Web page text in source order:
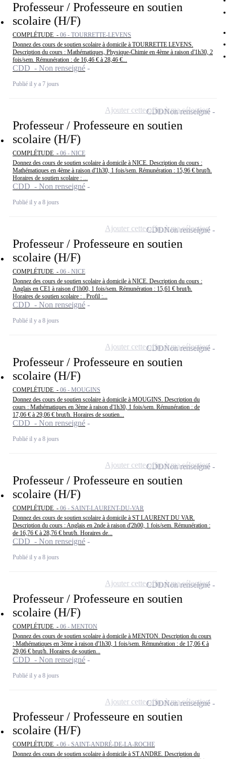
Professeur / Professeure en soutien
scolaire (H/F)
COMPLÉTUDE - 06 - TOURRETTE-LEVENS
Donnez des cours de soutien scolaire à domicile à TOURRETTE LEVENS.
Description du cours : Mathématiques, Physique-Chimie en 4ème à raison d'1h30, 2
fois/sem. Rémunération : de 16,46 € à 28,46 €...
CDD - Non renseigné
Publié il y a 7 jours
Professeur / Professeure en soutien
scolaire (H/F)
COMPLÉTUDE - 06 - NICE
Donnez des cours de soutien scolaire à domicile à NICE. Description du cours :
Mathématiques en 4ème à raison d'1h30, 1 fois/sem. Rémunération : 15,96 € brut/h.
Horaires de soutien scolaire : ...
CDD - Non renseigné
Publié il y a 8 jours
CDDNon renseigné
Ajouter cette offre à ma sélection
Professeur / Professeure en soutien
scolaire (H/F)
COMPLÉTUDE - 06 - NICE
Donnez des cours de soutien scolaire à domicile à NICE. Description du cours :
Anglais en CE1 à raison d'1h00, 1 fois/sem. Rémunération : 15,61 € brut/h.
Horaires de soutien scolaire : . Profil :...
CDD - Non renseigné
Publié il y a 8 jours
CDDNon renseigné
Ajouter cette offre à ma sélection
Professeur / Professeure en soutien
scolaire (H/F)
COMPLÉTUDE - 06 - MOUGINS
Donnez des cours de soutien scolaire à domicile à MOUGINS. Description du
cours : Mathématiques en 3ème à raison d'1h30, 1 fois/sem. Rémunération : de
17,06 € à 29,06 € brut/h. Horaires de soutien...
CDD - Non renseigné
Publié il y a 8 jours
CDDNon renseigné
Ajouter cette offre à ma sélection
Professeur / Professeure en soutien
scolaire (H/F)
COMPLÉTUDE - 06 - SAINT-LAURENT-DU-VAR
Donnez des cours de soutien scolaire à domicile à ST LAURENT DU VAR.
Description du cours : Anglais en 2nde à raison d'2h00, 1 fois/sem. Rémunération :
de 16,76 € à 28,76 € brut/h. Horaires de...
CDD - Non renseigné
Publié il y a 8 jours
CDDNon renseigné
Ajouter cette offre à ma sélection
Professeur / Professeure en soutien
scolaire (H/F)
COMPLÉTUDE - 06 - MENTON
Donnez des cours de soutien scolaire à domicile à MENTON. Description du cours
: Mathématiques en 3ème à raison d'1h30, 1 fois/sem. Rémunération : de 17,06 € à
29,06 € brut/h. Horaires de soutien...
CDD - Non renseigné
Publié il y a 8 jours
CDDNon renseigné
Ajouter cette offre à ma sélection
Professeur / Professeure en soutien
scolaire (H/F)
COMPLÉTUDE - 06 - SAINT-ANDRÉ-DE-LA-ROCHE
Donnez des cours de soutien scolaire à domicile à ST ANDRE. Description du
CDDNon renseigné
Ajouter cette offre à ma sélection